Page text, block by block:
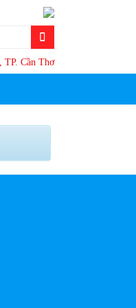
TP. Cần Thơ